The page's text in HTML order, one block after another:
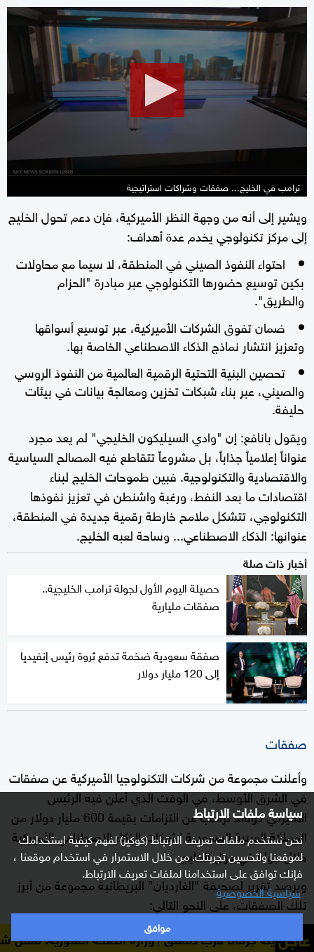
سياسة ملفات الارتباط
نحن نستخدم ملفات تعريف الارتباط (كوكيز) لفهم كيفية استخدامك
لموقعنا ولتحسين تجربتك. من خلال الاستمرار في استخدام موقعنا ،
فإنك توافق على استخدامنا لملفات تعريف الارتباط.
سياسية الخصوصية
موافق
0
seconds
seconds
ترامب في الخليج... صفقات وشراكات استراتيجية
ويشير إلى أنه من وجهة النظر الأميركية، فإن دعم تحول الخليج
إلى مركز تكنولوجي يخدم عدة أهداف:
احتواء النفوذ الصيني في المنطقة، لا سيما مع محاولات
بكين توسيع حضورها التكنولوجي عبر مبادرة "الحزام
والطريق".
ضمان تفوق الشركات الأميركية، عبر توسيع أسواقها
وتعزيز انتشار نماذج الذكاء الاصطناعي الخاصة بها.
تحصين البنية التحتية الرقمية العالمية من النفوذ الروسي
والصيني، عبر بناء شبكات تخزين ومعالجة بيانات في بيئات
حليفة.
ويقول بانافع: إن "وادي السيليكون الخليجي" لم يعد مجرد
عنواناً إعلامياً جذاباً، بل مشروعاً تتقاطع فيه المصالح السياسية
والاقتصادية والتكنولوجية. فبين طموحات الخليج لبناء
اقتصادات ما بعد النفط، ورغبة واشنطن في تعزيز نفوذها
التكنولوجي، تتشكل ملامح خارطة رقمية جديدة في المنطقة،
عنوانها: الذكاء الاصطناعي... وساحة لعبه الخليج.
أخبار ذات صلة
حصيلة اليوم الأول لجولة ترامب الخليجية..
صفقات مليارية
صفقة سعودية ضخمة تدفع ثروة رئيس إنفيديا
إلى 120 مليار دولار
صفقات
وأعلنت مجموعة من شركات التكنولوجيا الأميركية عن صفقات
في الشرق الأوسط، في الوقت الذي أعلن فيه الرئيس
الأميركي دونالد ترامب عن التزامات بقيمة 600 مليار دولار من
المملكة العربية السعودية لشركات الذكاء الاصطناعي الأميركية
خلال جولة في دول الخليج.
ويرصد تقرير لصحيفة "الغارديان" البريطانية مجموعة من أبرز
تلك الصفقات، على النحو التالي:
من بين أكبر الصفقات، كانت مجموعةٌ وقّعتها شركةعاجل وزارة الصحة السورية: مقتل شخصين وإصابة 13 في انفجار مركبة بمدينة جرمانا قرب دمشق